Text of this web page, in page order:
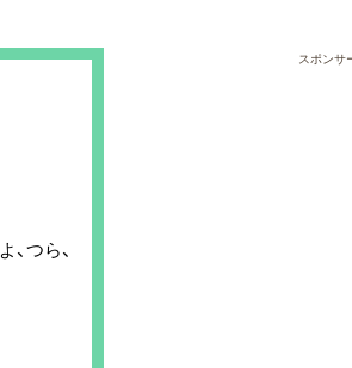
、つら、
スポンサ